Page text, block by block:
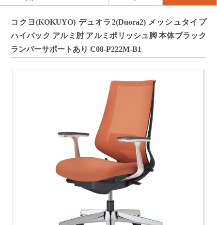
コクヨ(KOKUYO) デュオラ2(Duora2) メッシュタイプ
ハイバック アルミ肘 アルミポリッシュ脚 本体ブラック
ランバーサポートあり C08-P222M-B1